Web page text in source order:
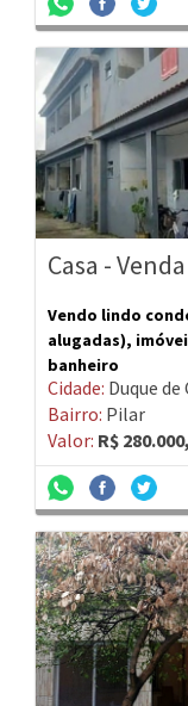
Casa - Venda
Vendo lindo
alugadas),
banheiro
Cidade: Duque de
Bairro: Pilar
Valor: R$